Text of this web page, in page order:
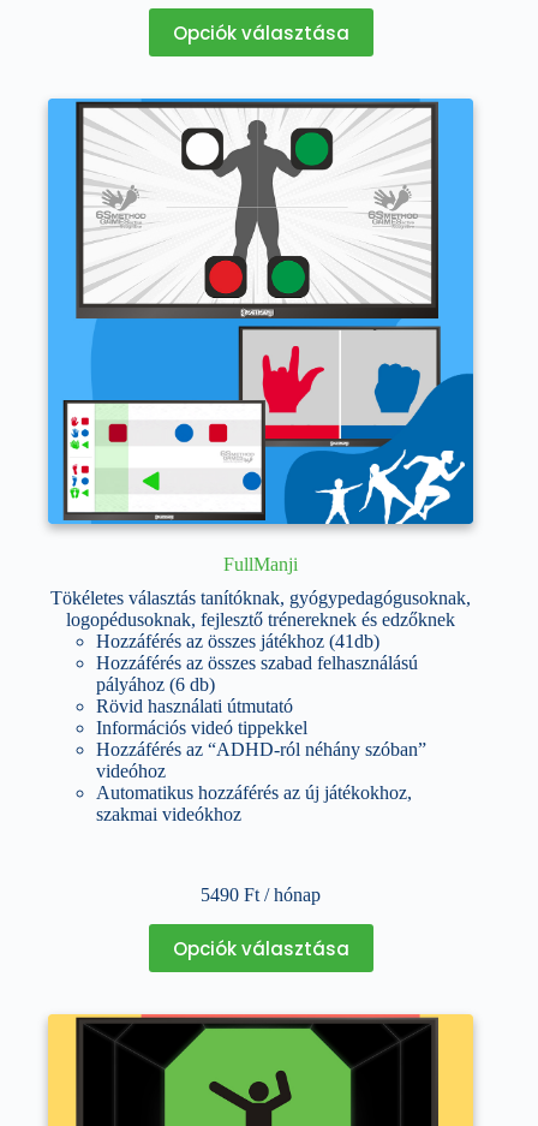
Opciók választása
Ennek
a
terméknek
variációja
van.
A
változatok
termékoldalon
választhatók
ki
FullManji
Tökéletes választás tanítóknak, gyógypedagógusoknak,
logopédusoknak, fejlesztő trénereknek és edzőknek
Hozzáférés az összes játékhoz (41db)
Hozzáférés az összes szabad felhasználású
pályához (6 db)
Rövid használati útmutató
Információs videó tippekkel
Hozzáférés az “ADHD-ról néhány szóban”
videóhoz
Automatikus hozzáférés az új játékokhoz,
szakmai videókhoz
5490Ft / hónap
Opciók választása
Ennek
a
terméknek
variációja
változatok
a